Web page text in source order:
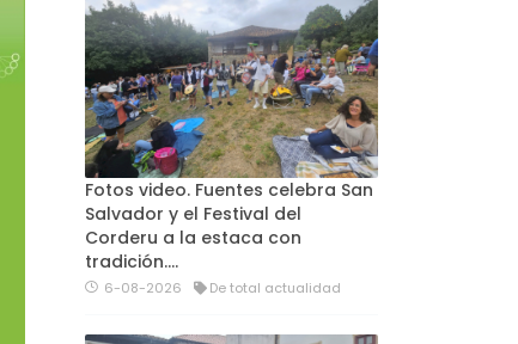
Fotos video. Fuentes celebra San
Salvador y el Festival del
Corderu a la estaca con
tradición....
6-08-2026 De total actualidad